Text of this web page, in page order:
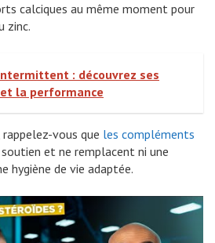
calciques au même moment pour
zinc.
: découvrez ses
la performance
vous que les compléments
et ne remplacent ni une
hygiène de vie adaptée.